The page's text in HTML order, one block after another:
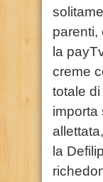
parenti,
la
creme
totale
importa
la